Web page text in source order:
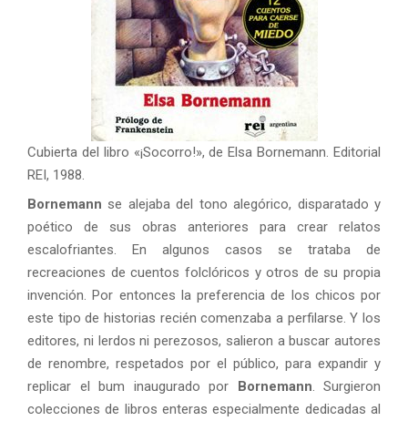
Cubierta del libro «¡Socorro!», de Elsa Bornemann. Editorial
REI, 1988.
Bornemann se alejaba del tono alegórico, disparatado y
poético de sus obras anteriores para crear relatos
escalofriantes. En algunos casos se trataba de
recreaciones de cuentos folclóricos y otros de su propia
invención. Por entonces la preferencia de los chicos por
este tipo de historias recién comenzaba a perfilarse. Y los
editores, ni lerdos ni perezosos, salieron a buscar autores
de renombre, respetados por el público, para expandir y
replicar el bum inaugurado por Bornemann. Surgieron
colecciones de libros enteras especialmente dedicadas al